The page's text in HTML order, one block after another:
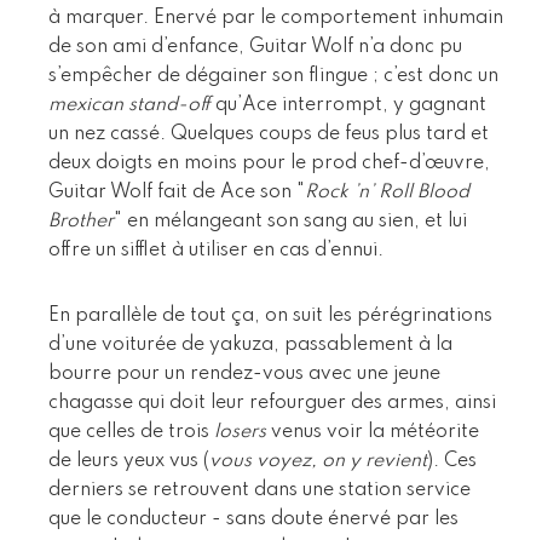
à marquer. Enervé par le comportement inhumain
de son ami d’enfance, Guitar Wolf n’a donc pu
s’empêcher de dégainer son flingue ; c’est donc un
mexican stand-offqu’Ace interrompt, y gagnant
un nez cassé. Quelques coups de feus plus tard et
deux doigts en moins pour le prod chef-d’œuvre,
Guitar Wolf fait de Ace son "
Rock ’n’ Roll Blood
Brother" en mélangeant son sang au sien, et lui
offre un sifflet à utiliser en cas d’ennui.
En parallèle de tout ça, on suit les pérégrinations
d’une voiturée de yakuza, passablement à la
bourre pour un rendez-vous avec une jeune
chagasse qui doit leur refourguer des armes, ainsi
que celles de trois losers venus voir la météorite
de leurs yeux vus ( vous voyez, on y revient). Ces
derniers se retrouvent dans une station service
que le conducteur - sans doute énervé par les